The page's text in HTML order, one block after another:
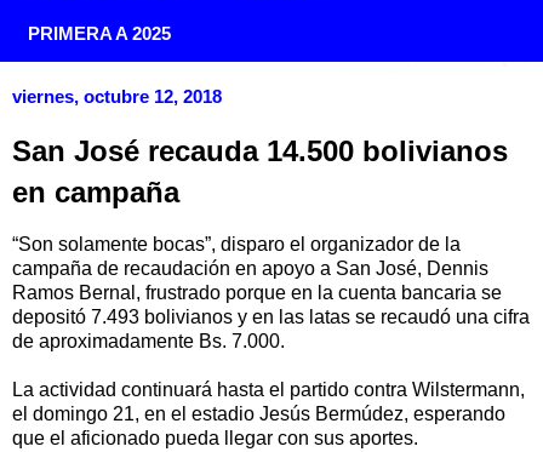
PRIMERA A 2025
viernes, octubre 12, 2018
San José recauda 14.500 bolivianos
en campaña
“Son solamente bocas”, disparo el organizador de la
campaña de recaudación en apoyo a San José, Dennis
Ramos Bernal, frustrado porque en la cuenta bancaria se
depositó 7.493 bolivianos y en las latas se recaudó una cifra
de aproximadamente Bs. 7.000.
La actividad continuará hasta el partido contra Wilstermann,
el domingo 21, en el estadio Jesús Bermúdez, esperando
que el aficionado pueda llegar con sus aportes.